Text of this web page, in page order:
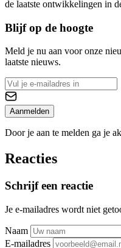
de laatste ontwikkelingen in
Blijf op de hoogte
Meld je nu aan voor onze
laatste nieuws.
Aanmelden
Door je aan te melden ga je
Reacties
Schrijf een reactie
Je e-mailadres wordt niet
Naam
E-mailadres